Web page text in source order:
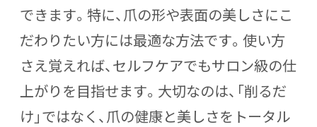
できます。特に、爪の形や表面の美しさにこ
だわりたい方には最適な方法です。使い方
さえ覚えれば、セルフケアでもサロン級の仕
上がりを目指せます。大切なのは、「削るだ
け」ではなく、 爪の健康と美しさをトータル